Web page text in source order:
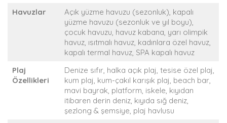
Havuzlar
Açık yüzme havuzu (sezonluk), kapalı
yüzme havuzu (sezonluk ve yıl boyu),
çocuk havuzu, havuz kabana, yarı olimpik
havuz, ısıtmalı havuz, kadınlara özel havuz,
kapalı termal havuz, SPA kapalı havuz
Plaj
Özellikleri
Denize sıfır, halka açık plaj, tesise özel plaj,
kum plaj, kum-çakıl karışık plaj, beach bar,
mavi bayrak, platform, iskele, kıyıdan
itibaren derin deniz, kıyıda sığ deniz,
şezlong & şemsiye, plaj havlusu